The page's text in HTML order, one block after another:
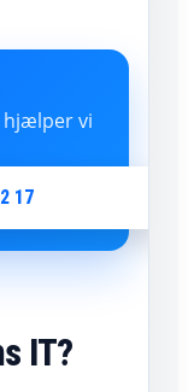
hjælper vi
17
IT?